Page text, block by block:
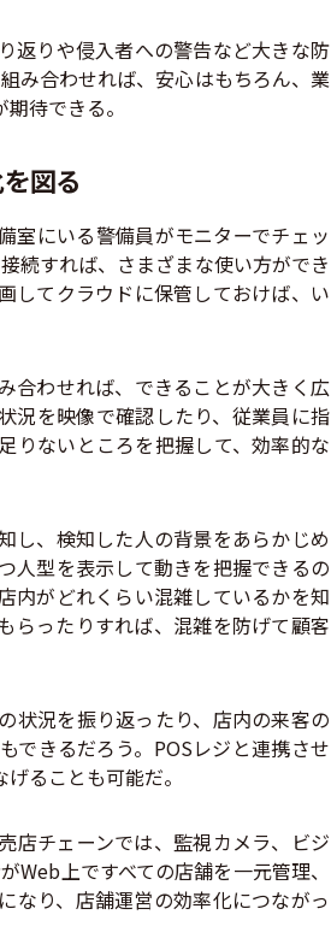
返りや侵入者への警告など大きな防
み合わせれば、安心はもちろん、業
待できる。
図る
室にいる警備員がモニターでチェッ
続すれば、さまざまな使い方ができ
してクラウドに保管しておけば、い
合わせれば、できることが大きく広
況を映像で確認したり、従業員に指
りないところを把握して、効率的な
し、検知した人の背景をあらかじめ
人型を表示して動きを把握できるの
内がどれくらい混雑しているかを知
らったりすれば、混雑を防げて顧客
状況を振り返ったり、店内の来客の
できるだろう。POSレジと連携させ
ることも可能だ。
店チェーンでは、監視カメラ、ビジ
上ですべての店舗を一元管理、
なり、店舗運営の効率化につながっ